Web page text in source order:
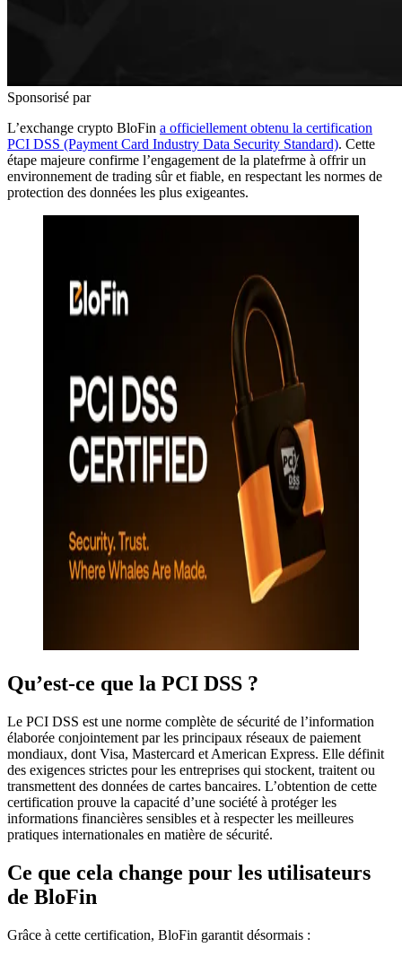
Sponsorisé par
L’exchange crypto BloFin a officiellement obtenu la certification
PCI DSS (Payment Card Industry Data Security Standard). Cette
étape majeure confirme l’engagement de la platefrme à offrir un
environnement de trading sûr et fiable, en respectant les normes de
protection des données les plus exigeantes.
Qu’est-ce que la PCI DSS ?
Le PCI DSS est une norme complète de sécurité de l’information
élaborée conjointement par les principaux réseaux de paiement
mondiaux, dont Visa, Mastercard et American Express. Elle définit
des exigences strictes pour les entreprises qui stockent, traitent ou
transmettent des données de cartes bancaires. L’obtention de cette
certification prouve la capacité d’une société à protéger les
informations financières sensibles et à respecter les meilleures
pratiques internationales en matière de sécurité.
Ce que cela change pour les utilisateurs
de BloFin
Grâce à cette certification, BloFin garantit désormais :